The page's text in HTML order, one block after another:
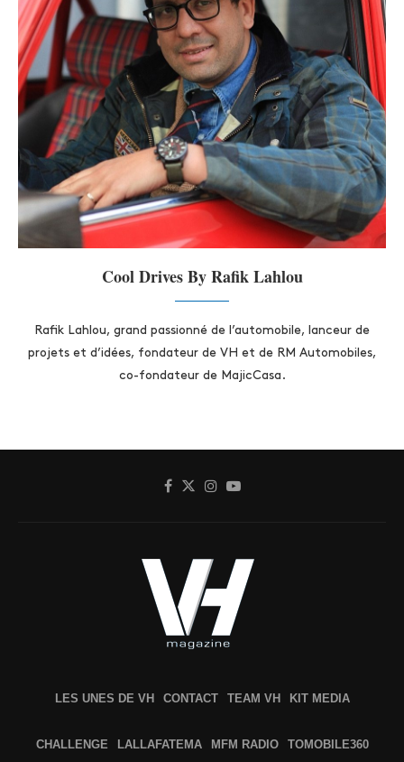
Cool Drives By Rafik Lahlou
Rafik Lahlou, grand passionné de l’automobile, lanceur de
projets et d’idées, fondateur de VH et de RM Automobiles,
co-fondateur de MajicCasa.
LES UNES DE VH CONTACT TEAM VH KIT MEDIA
CHALLENGE LALLAFATEMA MFM RADIO TOMOBILE360